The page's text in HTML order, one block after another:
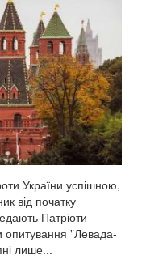
України успішною,
від початку
Патріоти
опитування "Левада-
лише...